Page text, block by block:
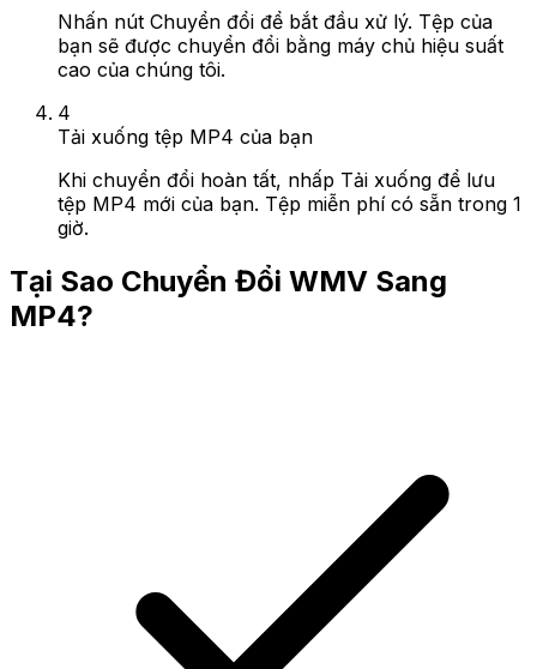
Nhấn nút Chuyển đổi để bắt đầu xử lý. Tệp của
bạn sẽ được chuyển đổi bằng máy chủ hiệu suất
cao của chúng tôi.
4
Tải xuống tệp MP4 của bạn
Khi chuyển đổi hoàn tất, nhấp Tải xuống để lưu
tệp MP4 mới của bạn. Tệp miễn phí có sẵn trong 1
giờ.
Tại Sao Chuyển Đổi WMV Sang
MP4?